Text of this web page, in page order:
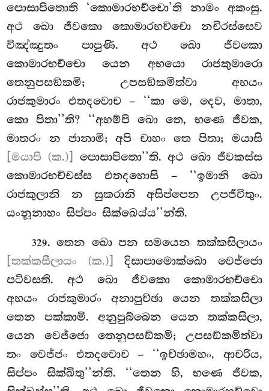
පොසාපිතොති ‘කොමාරභච්චො’ති නාමං අකංසු.
අථ ඛො ජීවකො කොමාරභච්චො නචිරස්සෙව
විඤ්ඤුතං පාපුණි. අථ ඛො ජීවකො
කොමාරභච්චො යෙන අභයො රාජකුමාරො
තෙනුපසඞ්කමි; උපසඞ්කමිත්වා අභයං
රාජකුමාරං එතදවොච – ‘‘කා මෙ, දෙව, මාතා,
කො පිතා’’ති? ‘‘අහම්පි ඛො තෙ, භණෙ ජීවක,
මාතරං න ජානාමි; අපි චාහං තෙ පිතා; මයාසි
[මයාපි (ක.)]
පොසාපිතො’’ති. අථ ඛො ජීවකස්ස
කොමාරභච්චස්ස එතදහොසි – ‘‘ඉමානි ඛො
රාජකුලානි න සුකරානි අසිප්පෙන උපජීවිතුං.
යංනූනාහං සිප්පං සික්ඛෙය්ය’’න්ති.
329. තෙන ඛො පන සමයෙන තක්කසිලායං
[තක්කසීලායං (ක.)]
දිසාපාමොක්ඛො වෙජ්ජො
පටිවසති. අථ ඛො ජීවකො කොමාරභච්චො
අභයං රාජකුමාරං අනාපුච්ඡා යෙන තක්කසිලා
තෙනපක්කාමි. අනුපුබ්බෙන යෙන තක්කසිලා,
යෙන වෙජ්ජො තෙනුපසඞ්කමි; උපසඞ්කමිත්වා
තං වෙජ්ජං එතදවොච – ‘‘ඉච්ඡාමහං, ආචරිය,
සිප්පං සික්ඛිතු’’න්ති. ‘‘තෙන හි, භණෙ ජීවක,